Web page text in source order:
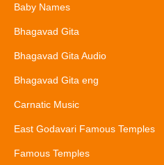
Baby Names
Bhagavad Gita
Bhagavad Gita Audio
Bhagavad Gita eng
Carnatic Music
East Godavari Famous Temples
Famous Temples